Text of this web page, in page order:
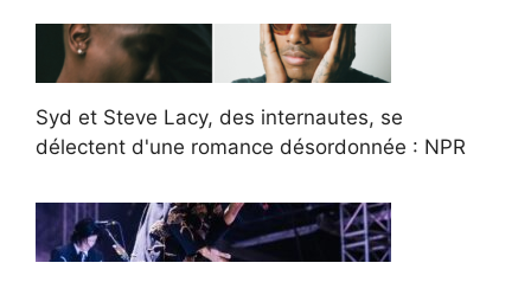
Syd et Steve Lacy, des internautes, se
délectent d'une romance désordonnée : NPR